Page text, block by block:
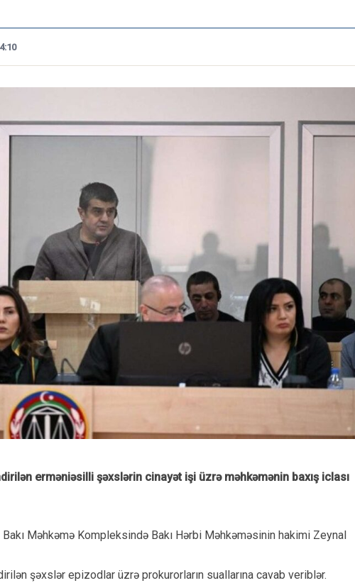
erməniəsilli şəxslərin cinayət işi üzrə məhkəmənin baxış iclası
Məhkəmə Kompleksində Bakı Hərbi Məhkəməsinin hakimi Zeynal
şəxslər epizodlar üzrə prokurorların suallarına cavab veriblər.